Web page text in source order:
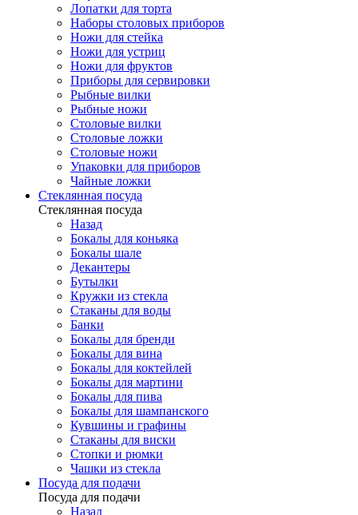
Лопатки для торта
Наборы столовых приборов
Ножи для стейка
Ножи для устриц
Ножи для фруктов
Приборы для сервировки
Рыбные вилки
Рыбные ножи
Столовые вилки
Столовые ложки
Столовые ножи
Упаковки для приборов
Чайные ложки
Стеклянная посуда
Стеклянная посуда
Назад
Бокалы для коньяка
Бокалы шале
Декантеры
Бутылки
Кружки из стекла
Стаканы для воды
Банки
Бокалы для бренди
Бокалы для вина
Бокалы для коктейлей
Бокалы для мартини
Бокалы для пива
Бокалы для шампанского
Кувшины и графины
Стаканы для виски
Стопки и рюмки
Чашки из стекла
Посуда для подачи
Посуда для подачи
Назад